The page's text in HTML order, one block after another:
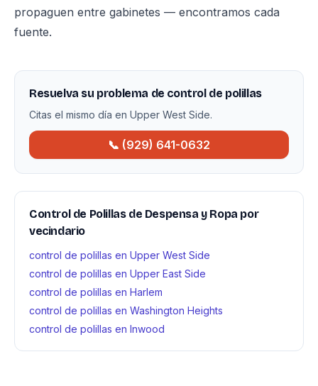
propaguen entre gabinetes — encontramos cada
fuente.
Resuelva su problema de control de polillas
Citas el mismo día en Upper West Side.
📞 (929) 641-0632
Control de Polillas de Despensa y Ropa por
vecindario
control de polillas en Upper West Side
control de polillas en Upper East Side
control de polillas en Harlem
control de polillas en Washington Heights
control de polillas en Inwood